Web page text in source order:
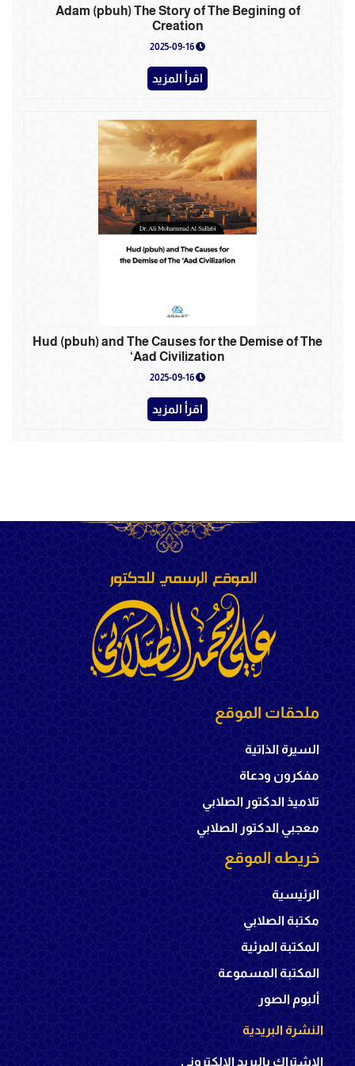
Adam (pbuh) The Story of The Begining of
Creation
اقرأ المزيد
Hud (pbuh) and The Causes for the Demise of The
‘Aad Civilization
اقرأ المزيد
ملحقات الموقع
السيرة الذاتية
مفكرون ودعاة
تلاميذ الدكتور الصلابي
معجبي الدكتور الصلابي
خريطه الموقع
الرئيسية
مكتبة الصلابي
المكتبة المرئية
المكتبة المسموعة
ألبوم الصور
النشرة البريدية
الإشتراك بالبريد الإلكتروني